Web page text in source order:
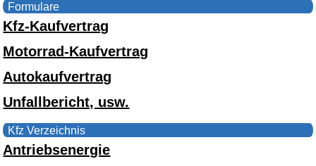
Formulare
Kfz-Kaufvertrag
Motorrad-Kaufvertrag
Autokaufvertrag
Unfallbericht, usw.
Kfz Verzeichnis
Antriebsenergie